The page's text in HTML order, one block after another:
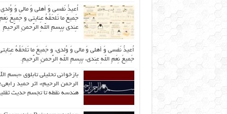
اُعیذُ نَفسی وَ أهلی وَ مالی وَ
جَمیعَ ما تَلحَقُهُ عِنایتی و جَمیعَ نِعَمِ
عِندی بِبِسمِ اللّهِ الرَّحمنِ الرَّحیمِ
اُعیذُ نَفسی وَ أهلی وَ مالی وَ وُلدی، و جَمیعَ ما تَلحَقُهُ
جَمیعَ نِعَمِ اللّهِ عِندی، بِبِسمِ اللّهِ الرَّحمنِ الرَّحیمِ.
بازخوانی تحلیلی تابلوی «بسم
الرحمن الرحیم» اثر حمید رابعی؛
هندسه نقطه تا تجسم حدیث